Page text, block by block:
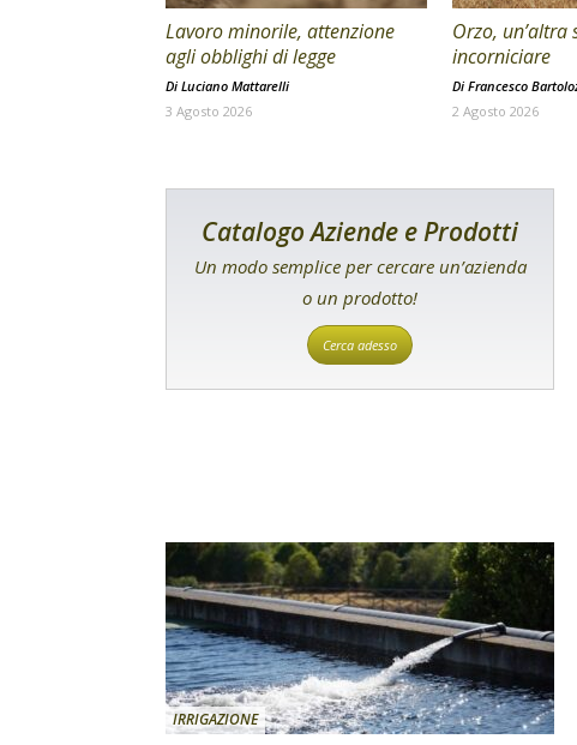
Lavoro minorile, attenzione
agli obblighi di legge
Di Luciano Mattarelli
3 Agosto 2026
Orzo, un’altra
incorniciare
Di Francesco
2 Agosto 2026
Catalogo Aziende e Prodotti
Un modo semplice per cercare un’azienda
o un prodotto!
Cerca adesso
IRRIGAZIONE